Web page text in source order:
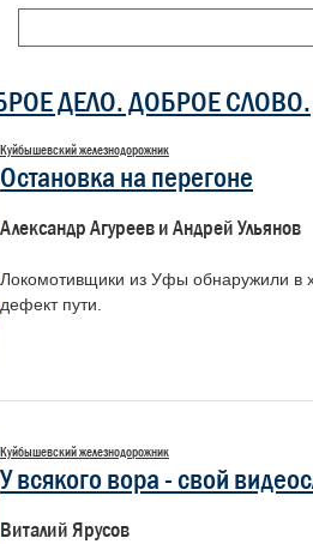
ДЕЛО. ДОБРОЕ СЛОВО.
Куйбышевский железнодорожник
Остановка на перегоне
Александр Агуреев и Андрей Ульянов
Локомотивщики из Уфы обнаружили в
дефект пути.
Куйбышевский железнодорожник
У всякого вора - свой
Виталий Ярусов